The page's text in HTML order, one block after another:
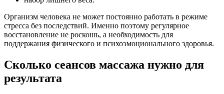
Организм человека не может постоянно работать в режиме
стресса без последствий. Именно поэтому регулярное
восстановление не роскошь, а необходимость для
поддержания физического и психоэмоционального здоровья.
Сколько сеансов массажа нужно для
результата